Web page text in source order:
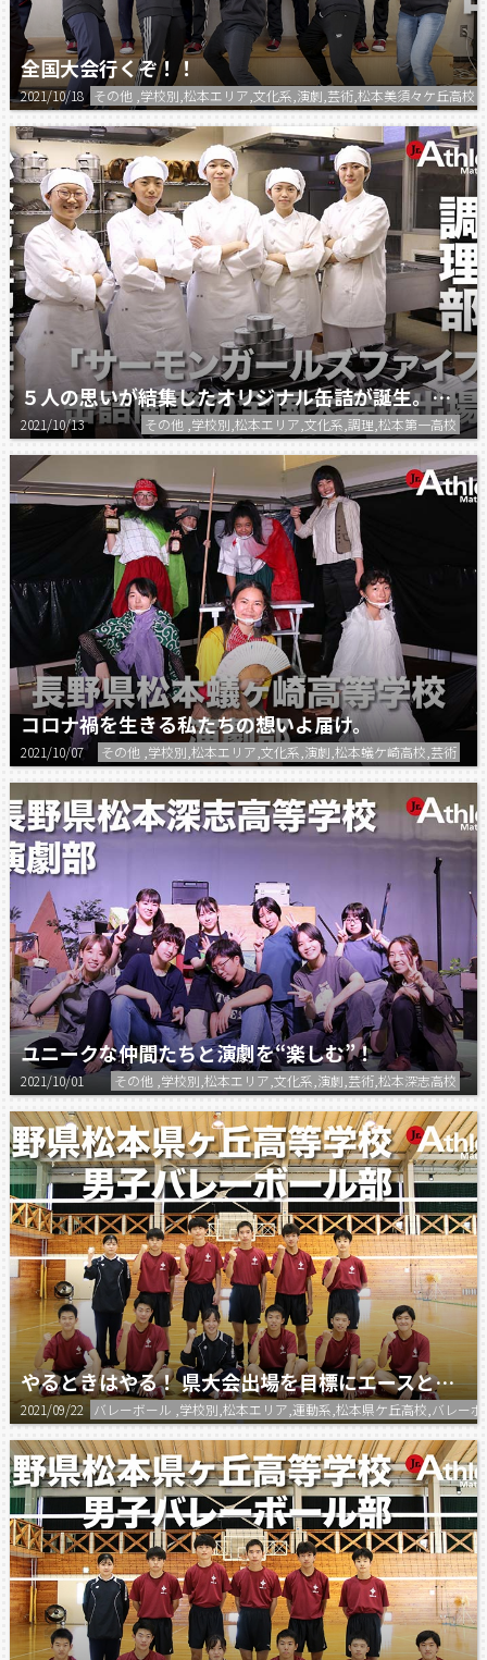
全国大会行くぞ！！
2021/10/18 その他 ,学校別,松本エリア,文化系,演劇,芸術,松本美須々ケ丘高校
５人の思いが結集したオリジナル缶詰が誕生。全国大会へ！
2021/10/13 その他 ,学校別,松本エリア,文化系,調理,松本第一高校
コロナ禍を生きる私たちの想いよ届け。
2021/10/07 その他 ,学校別,松本エリア,文化系,演劇,松本蟻ケ崎高校,芸術
ユニークな仲間たちと演劇を“楽しむ”！
2021/10/01 その他 ,学校別,松本エリア,文化系,演劇,芸術,松本深志高校
やるときはやる！ 県大会出場を目標にエースとしてチームを牽引！
2021/09/22 バレーボール ,学校別,松本エリア,運動系,松本県ケ丘高校,バレーボ